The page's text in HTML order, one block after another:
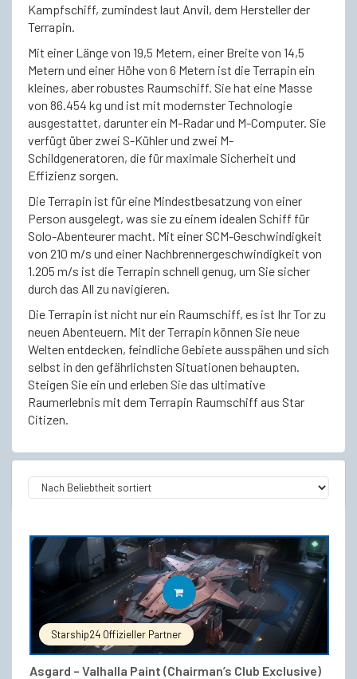
Kampfschiff, zumindest laut Anvil, dem Hersteller der
Terrapin.
Mit einer Länge von 19,5 Metern, einer Breite von 14,5
Metern und einer Höhe von 6 Metern ist die Terrapin ein
kleines, aber robustes Raumschiff. Sie hat eine Masse
von 86.454 kg und ist mit modernster Technologie
ausgestattet, darunter ein M-Radar und M-Computer. Sie
verfügt über zwei S-Kühler und zwei M-
Schildgeneratoren, die für maximale Sicherheit und
Effizienz sorgen.
Die Terrapin ist für eine Mindestbesatzung von einer
Person ausgelegt, was sie zu einem idealen Schiff für
Solo-Abenteurer macht. Mit einer SCM-Geschwindigkeit
von 210 m/s und einer Nachbrennergeschwindigkeit von
1.205 m/s ist die Terrapin schnell genug, um Sie sicher
durch das All zu navigieren.
Die Terrapin ist nicht nur ein Raumschiff, es ist Ihr Tor zu
neuen Abenteuern. Mit der Terrapin können Sie neue
Welten entdecken, feindliche Gebiete ausspähen und sich
selbst in den gefährlichsten Situationen behaupten.
Steigen Sie ein und erleben Sie das ultimative
Raumerlebnis mit dem Terrapin Raumschiff aus Star
Citizen.
Starship24 Offizieller Partner
Asgard – Valhalla Paint (Chairman’s Club Exclusive)
IN DEN WARENKORB